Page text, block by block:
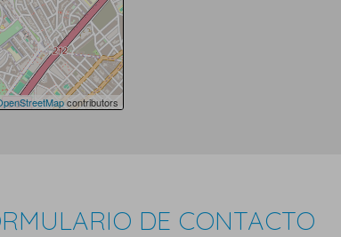
contributors
DE CONTACTO